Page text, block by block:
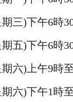
三)下午6時
五)下午6時
六)上午9時
六)下午1時